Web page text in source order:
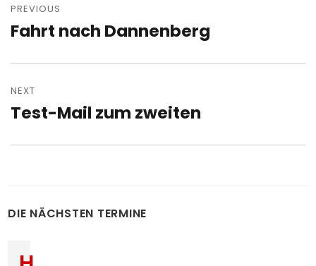
navigation
PREVIOUS
Previous
Fahrt nach Dannenberg
NEXT
Next
Test-Mail zum zweiten
DIE NÄCHSTEN TERMINE